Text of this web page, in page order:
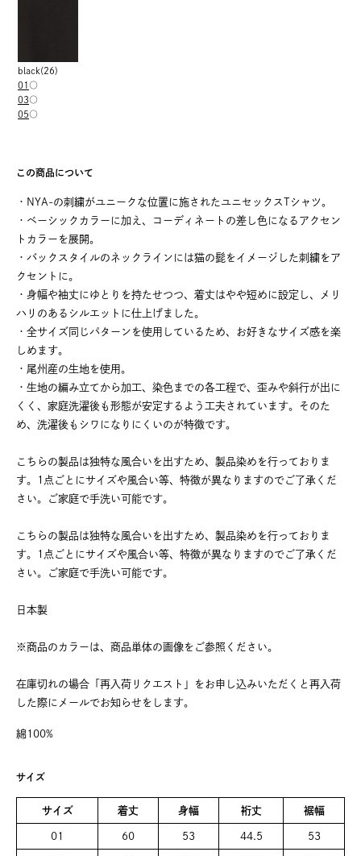
black(26)
01 ○
03○
05○
この商品について
・NYA-の刺繍がユニークな位置に施されたユニセックスTシャツ。
・ベーシックカラーに加え、コーディネートの差し色になるアクセン
トカラーを展開。
・バックスタイルのネックラインには猫の髭をイメージした刺繍をア
クセントに。
・身幅や袖丈にゆとりを持たせつつ、着丈はやや短めに設定し、メリ
ハリのあるシルエットに仕上げました。
・全サイズ同じパターンを使用しているため、お好きなサイズ感を楽
しめます。
・尾州産の生地を使用。
・生地の編み立てから加工、染色までの各工程で、歪みや斜行が出に
くく、家庭洗濯後も形態が安定するよう工夫されています。そのた
め、洗濯後もシワになりにくいのが特徴です。
こちらの製品は独特な風合いを出すため、製品染めを行っておりま
す。1点ごとにサイズや風合い等、特徴が異なりますのでご了承くだ
さい。ご家庭で手洗い可能です。
こちらの製品は独特な風合いを出すため、製品染めを行っておりま
す。1点ごとにサイズや風合い等、特徴が異なりますのでご了承くだ
さい。ご家庭で手洗い可能です。
日本製
※商品のカラーは、商品単体の画像をご参照ください。
在庫切れの場合「再入荷リクエスト」をお申し込みいただくと再入荷
した際にメールでお知らせをします。
綿100%
サイズ
サイズ 着丈 身幅 裄丈 裾幅
01 60 53 44.5 53